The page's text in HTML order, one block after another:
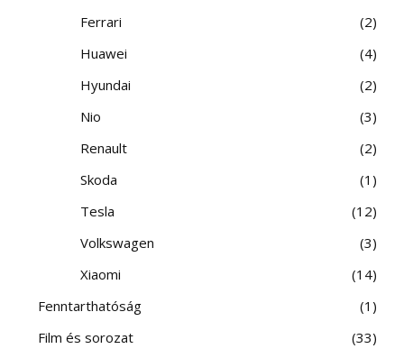
Ferrari
2
Huawei
4
Hyundai
2
Nio
3
Renault
2
Skoda
1
Tesla
12
Volkswagen
3
Xiaomi
14
Fenntarthatóság
1
Film és sorozat
33